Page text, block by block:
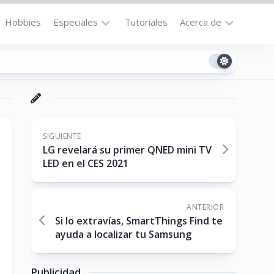
Hobbies Especiales
la
Destacados
Downloads
No-
Tutoriales Acerca de
Contacto
Cookie
(US)
SIGUIENTE
LG revelará su primer QNED mini TV
LED en el CES 2021
ANTERIOR
Si lo extravías, SmartThings Find te
ayuda a localizar tu Samsung